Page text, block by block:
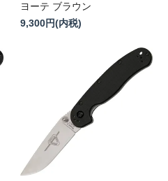
ヨーテ ブラウン
9,300円(内税)